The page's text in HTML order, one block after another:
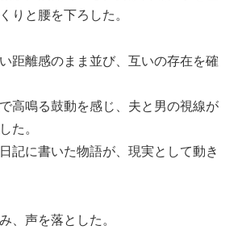
りと腰を下ろした。
距離感のまま並び、互いの存在を確
高鳴る鼓動を感じ、夫と男の視線が
た。
に書いた物語が、現実として動き
、声を落とした。